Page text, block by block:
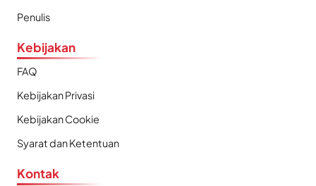
Penulis
Kebijakan
FAQ
Kebijakan Privasi
Kebijakan Cookie
Syarat dan Ketentuan
Kontak